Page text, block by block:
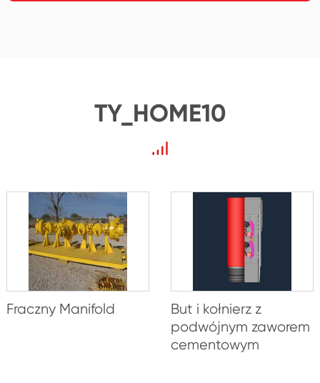
TY_HOME10
Fraczny Manifold
But i kołnierz z
podwójnym zaworem
cementowym